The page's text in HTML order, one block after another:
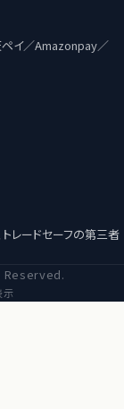
イ／Amazonpay／
レードセーフの第三者
Reserved.
示